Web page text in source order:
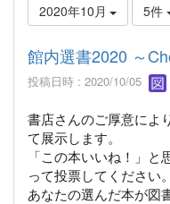
2020年10月 5件
館内選書2020 ～
投稿日時 : 2020/10/05
書店さんのご厚意によ
て展示します。
「この本いいね！」
って投票してください。
あなたの選んだ本が図